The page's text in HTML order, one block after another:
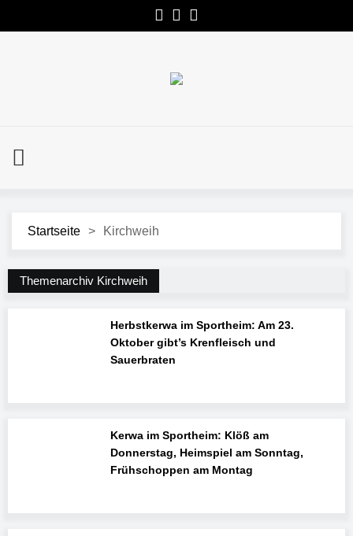
Startseite > Kirchweih
Themenarchiv Kirchweih
Herbstkerwa im Sportheim: Am 23.
Oktober gibt’s Krenfleisch und
Sauerbraten
Kerwa im Sportheim: Klöß am
Donnerstag, Heimspiel am Sonntag,
Frühschoppen am Montag